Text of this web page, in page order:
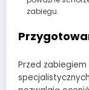
zabiegu.
Przed